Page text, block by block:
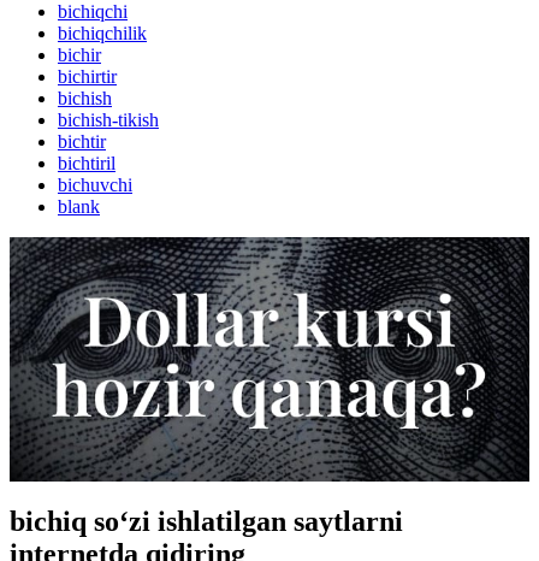
bichiqchi
bichiqchilik
bichir
bichirtir
bichish
bichish-tikish
bichtir
bichtiril
bichuvchi
blank
bichiq so‘zi ishlatilgan saytlarni
internetda qidiring